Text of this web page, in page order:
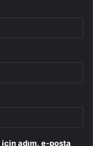
adım, e-posta